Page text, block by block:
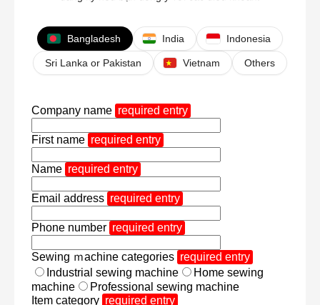
Bangladesh India Indonesia
Sri Lanka or Pakistan Vietnam Others